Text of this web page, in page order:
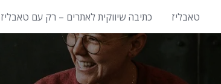
טאבליז כתיבה שיווקית לאתרים – רק עם טאבליז